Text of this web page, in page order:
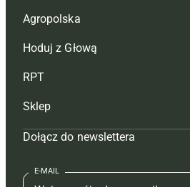
Agropolska
Redakcja
Reklama
Tagi
Mapa serwisu
Kontakt
Hoduj z Głową
Hoduj z głową bydło
Hoduj z głową świnie
Prenumerata
Redakcja
RPT
Redakcja
Prenumerata
Reklama
Sklep
Czasopisma i prenumerata
Książki
Dołącz do newslettera
E-MAIL